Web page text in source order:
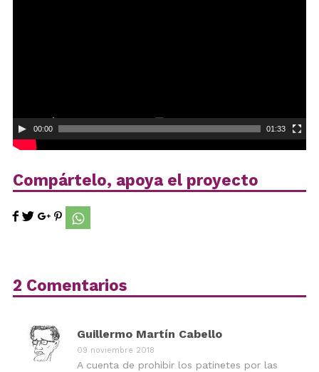
00:00 01:33
Compártelo, apoya el proyecto
2 Comentarios
Guillermo Martín Cabello
09 noviembre 2018
A cuenta de prohibir los patinetes por las